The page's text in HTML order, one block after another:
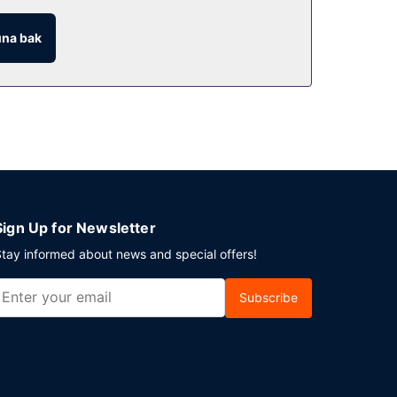
dâhil olmak üzere, yemek servisi yapılan çok
her gün 7 ve 9 arasında ücretsiz kontinental
bak
Up for Newsletter
informed about news and special offers!
Subscribe